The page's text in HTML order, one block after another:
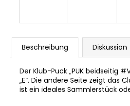
Beschreibung Diskussion
Der Klub-Puck „PUK beidseitig
„E“. Die andere Seite zeigt das
ist ein ideales Sammlerstück